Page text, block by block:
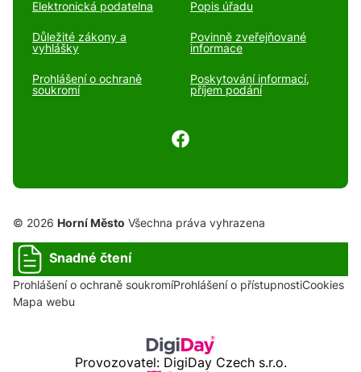
Elektronická podatelna Popis úřadu
Důležité zákony a
vyhlášky
Povinně zveřejňované
informace
Prohlášení o ochraně
soukromí
Poskytování informací,
příjem podání
© 2026 Horní Město Všechna práva vyhrazena
Snadné čtení
Prohlášení o ochraně soukromíProhlášení o přístupnostiCookies
Mapa webu
Provozovatel: DigiDay Czech s.r.o.